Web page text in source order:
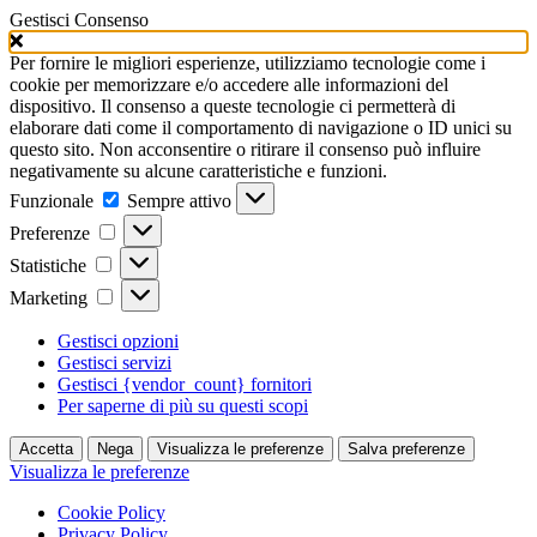
Gestisci Consenso
Per fornire le migliori esperienze, utilizziamo tecnologie come i
cookie per memorizzare e/o accedere alle informazioni del
dispositivo. Il consenso a queste tecnologie ci permetterà di
elaborare dati come il comportamento di navigazione o ID unici su
questo sito. Non acconsentire o ritirare il consenso può influire
negativamente su alcune caratteristiche e funzioni.
Funzionale
Funzionale
Sempre attivo
Preferenze
Preferenze
Statistiche Statistiche
Marketing Marketing
Gestisci opzioni
Gestisci servizi
Gestisci {vendor_count} fornitori
Per saperne di più su questi scopi
Accetta Nega Visualizza le preferenze Salva preferenze
Visualizza le preferenze
Cookie Policy